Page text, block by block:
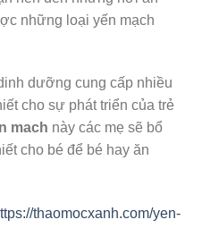
những loại yến mạch
dưỡng cung cấp nhiều
cho sự phát triển của trẻ
mach này các mẹ sẽ bổ
cho bé để bé hay ăn
thaomocxanh.com/yen-